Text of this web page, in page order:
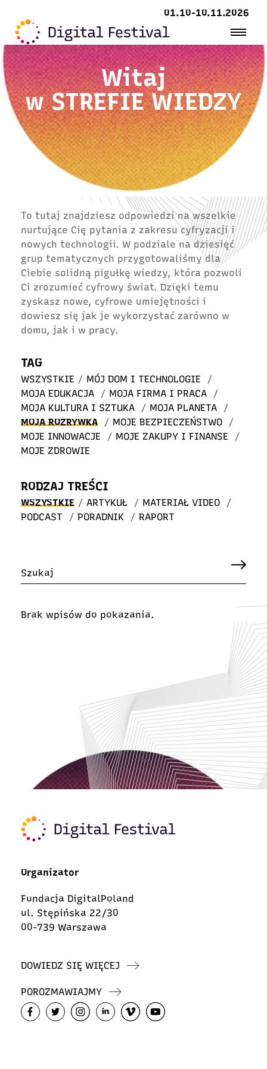
01.10-10.11.2026
Witaj
wSTREFIE WIEDZY
To tutaj znajdziesz odpowiedzi na wszelkie
nurtujące Cię pytania z zakresu cyfryzacji i
nowych technologii. W podziale na dziesięć
grup tematycznych przygotowaliśmy dla
Ciebie solidną pigułkę wiedzy, która pozwoli
Ci zrozumieć cyfrowy świat. Dzięki temu
zyskasz nowe, cyfrowe umiejętności i
dowiesz się jak je wykorzystać zarówno w
domu, jak i w pracy.
TAG
WSZYSTKIE / MÓJ DOM I TECHNOLOGIE
/
MOJA EDUKACJA
/ MOJA FIRMA I PRACA
/
MOJA KULTURA I SZTUKA
/ MOJA PLANETA
/
MOJA ROZRYWKA
/ MOJE BEZPIECZEŃSTWO
/
MOJE INNOWACJE
/ MOJE ZAKUPY I FINANSE
/
MOJE ZDROWIE
RODZAJ TREŚCI
WSZYSTKIE / ARTYKUŁ / MATERIAŁ VIDEO
/
PODCAST
/ PORADNIK / RAPORT
Brak wpisów do pokazania.
Organizator
Fundacja DigitalPoland
ul. Stępińska 22/30
00-739 Warszawa
DOWIEDZ SIĘ WIĘCEJ
POROZMAWIAJMY